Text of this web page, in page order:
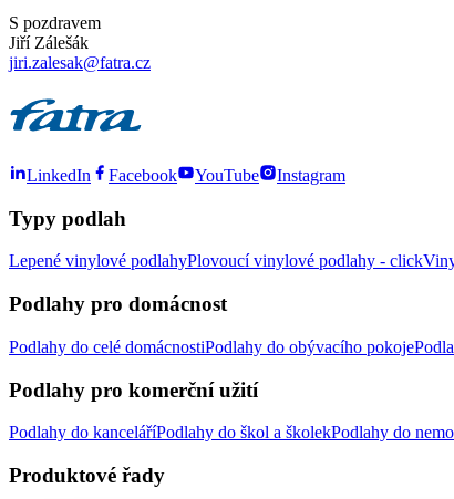
S pozdravem
Jiří Zálešák
jiri.zalesak@fatra.cz
LinkedIn Facebook YouTube Instagram
Typy podlah
Lepené vinylové podlahyPlovoucí vinylové podlahy - click
Podlahy pro domácnost
Podlahy do celé domácnostiPodlahy do obývacího pokoje
Podlahy pro komerční užití
Podlahy do kanceláříPodlahy do škol a školekPodlahy do
Produktové řady